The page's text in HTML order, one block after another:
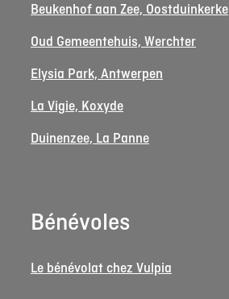
Beukenhof aan Zee, Oostduinkerke
Oud Gemeentehuis, Werchter
Elysia Park, Antwerpen
La Vigie, Koxyde
Duinenzee, La Panne
Bénévoles
Le bénévolat chez Vulpia